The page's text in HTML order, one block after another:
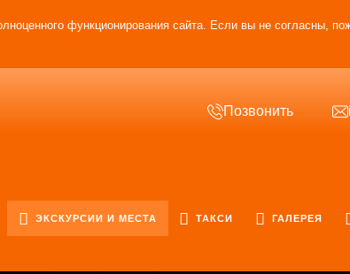
функционирования сайта. Если вы не согласны,
Позвонить
ЭКСКУРСИИ И МЕСТА ТАКСИ ГАЛЕРЕЯ